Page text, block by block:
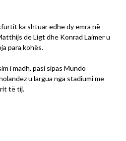
ka shtuar edhe dy emra në
de Ligt dhe Konrad Laimer u
para kohës.
i madh, pasi sipas Mundo
u largua nga stadiumi me
të tij.